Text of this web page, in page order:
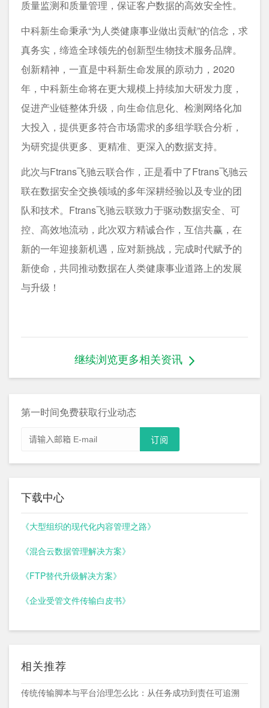
质量监测和质量管理，保证客户数据的高效安全性。
中科新生命秉承“为人类健康事业做出贡献”的信念，求
真务实，缔造全球领先的创新型生物技术服务品牌。
创新精神，一直是中科新生命发展的原动力，2020
年，中科新生命将在更大规模上持续加大研发力度，
促进产业链整体升级，向生命信息化、检测网络化加
大投入，提供更多符合市场需求的多组学联合分析，
为研究提供更多、更精准、更深入的数据支持。
此次与Ftrans飞驰云联合作，正是看中了Ftrans飞驰云
联在数据安全交换领域的多年深耕经验以及专业的团
队和技术。Ftrans飞驰云联致力于驱动数据安全、可
控、高效地流动，此次双方精诚合作，互信共赢，在
新的一年迎接新机遇，应对新挑战，完成时代赋予的
新使命，共同推动数据在人类健康事业道路上的发展
与升级！
继续浏览更多相关资讯
第一时间免费获取行业动态
下载中心
《大型组织的现代化内容管理之路》
《混合云数据管理解决方案》
《FTP替代升级解决方案》
《企业受管文件传输白皮书》
相关推荐
传统传输脚本与平台治理怎么比：从任务成功到责任可追溯